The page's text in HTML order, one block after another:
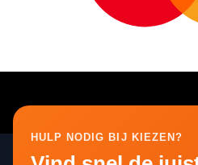
HULP NODIG BIJ KIEZEN?